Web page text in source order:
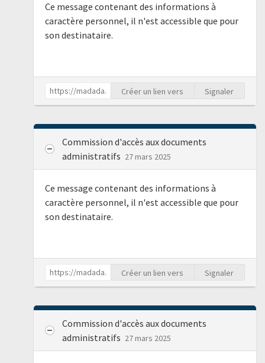
Ce message contenant des informations à
caractère personnel, il n'est accessible que pour
son destinataire.
Créer un lien vers Signaler
Commission d'accès aux documents
administratifs 27 mars 2025
Ce message contenant des informations à
caractère personnel, il n'est accessible que pour
son destinataire.
Créer un lien vers Signaler
Commission d'accès aux documents
administratifs 27 mars 2025